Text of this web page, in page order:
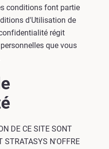
conditions font partie
d'Utilisation de
régit
que vous
DE CE SITE SONT
STRATASYS N'OFFRE